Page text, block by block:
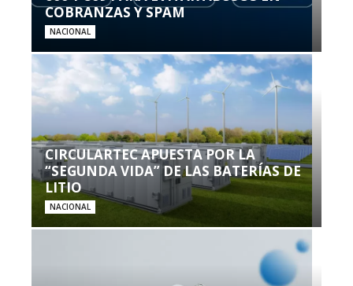
COBRANZAS Y SPAM
NACIONAL
CIRCULARTEC APUESTA POR LA
“SEGUNDA VIDA” DE LAS BATERÍAS DE
LITIO
NACIONAL